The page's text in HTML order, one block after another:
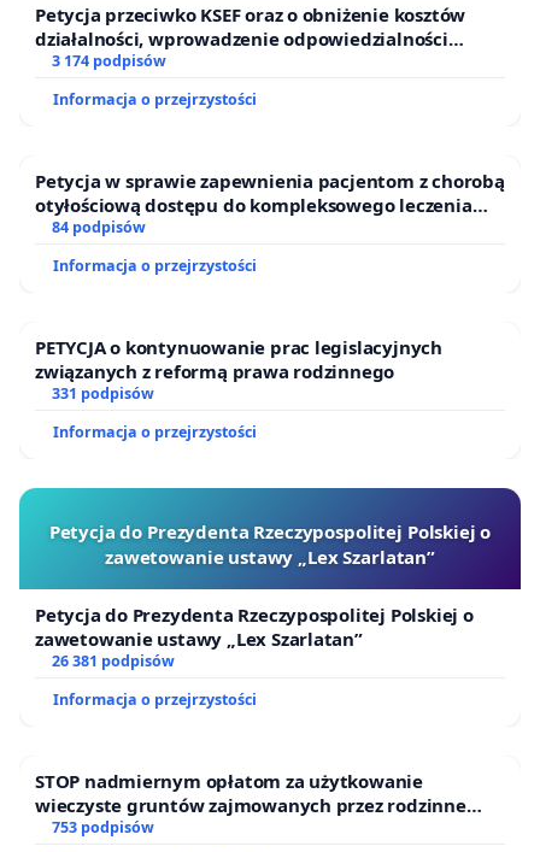
Petycja przeciwko KSEF oraz o obniżenie kosztów
działalności, wprowadzenie odpowiedzialności
finansowej kluczowych urzędników i sędziów
3 174 podpisów
Informacja o przejrzystości
Petycja w sprawie zapewnienia pacjentom z chorobą
otyłościową dostępu do kompleksowego leczenia
oraz programów profilaktycznych.
84 podpisów
Informacja o przejrzystości
PETYCJA o kontynuowanie prac legislacyjnych
związanych z reformą prawa rodzinnego
331 podpisów
Informacja o przejrzystości
Petycja do Prezydenta Rzeczypospolitej Polskiej o
zawetowanie ustawy „Lex Szarlatan”
Petycja do Prezydenta Rzeczypospolitej Polskiej o
zawetowanie ustawy „Lex Szarlatan”
26 381 podpisów
Informacja o przejrzystości
STOP nadmiernym opłatom za użytkowanie
wieczyste gruntów zajmowanych przez rodzinne
ogrody działkowe.
753 podpisów